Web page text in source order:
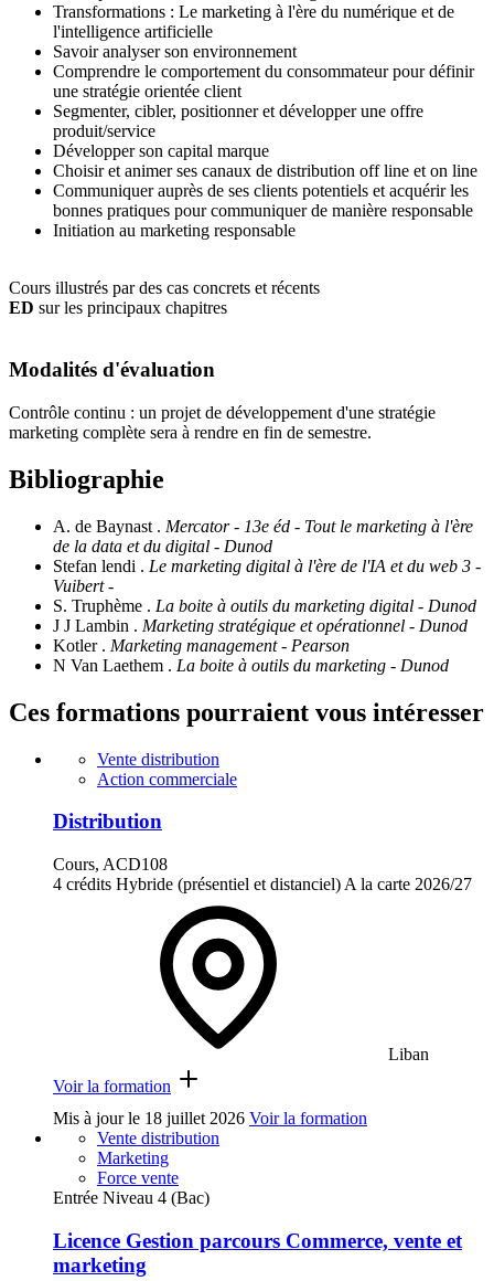
Transformations : Le marketing à l'ère du numérique et de
l'intelligence artificielle
Savoir analyser son environnement
Comprendre le comportement du consommateur pour définir
une stratégie orientée client
Segmenter, cibler, positionner et développer une offre
produit/service
Développer son capital marque
Choisir et animer ses canaux de distribution off line et on line
Communiquer auprès de ses clients potentiels et acquérir les
bonnes pratiques pour communiquer de manière responsable
Initiation au marketing responsable
Cours illustrés par des cas concrets et récents
ED sur les principaux chapitres
Modalités d'évaluation
Contrôle continu : un projet de développement d'une stratégie
marketing complète sera à rendre en fin de semestre.
Bibliographie
A. de Baynast . Mercator - 13e éd - Tout le marketing à l'ère
de la data et du digital - Dunod
Stefan lendi . Le marketing digital à l'ère de l'IA et du web 3 -
Vuibert -
S. Truphème . La boite à outils du marketing digital - Dunod
J J Lambin . Marketing stratégique et opérationnel - Dunod
Kotler . Marketing management - Pearson
N Van Laethem . La boite à outils du marketing - Dunod
Ces formations pourraient vous intéresser
Vente distribution
Action commerciale
Distribution
Cours, ACD108
4 crédits Hybride (présentiel et distanciel) A la carte 2026/27
Liban
Voir la formation
Mis à jour le 18 juillet 2026 Voir la formation
Vente distribution
Marketing
Force vente
Entrée Niveau 4 (Bac)
Licence Gestion parcours Commerce, vente et
marketing